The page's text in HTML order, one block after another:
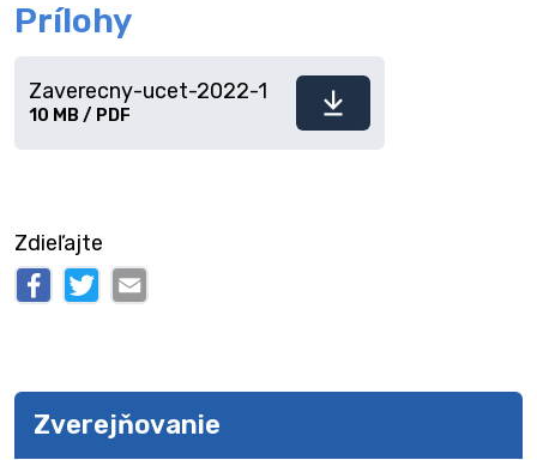
Prílohy
Stiahnuť
Zaverecny-ucet-2022-1
10 MB / PDF
Zdieľajte
Zverejňovanie